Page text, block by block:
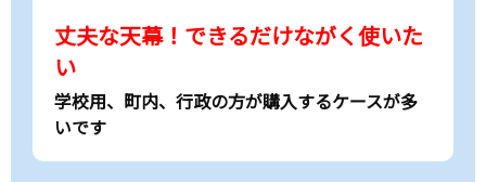
丈夫な天幕！できるだけながく使いた
い
学校用、町内、行政の方が購入するケースが多
いです